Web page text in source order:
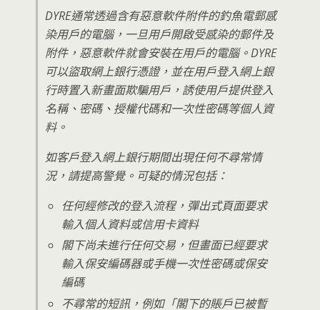
DYRE通常透過含有惡意軟件附件的釣魚電郵感
染用戶的電腦，一旦用戶開啟受感染的郵件及
附件，惡意軟件就會安裝在用戶的電腦。DYRE
可以盜取網上銀行憑證，並在用戶登入網上銀
行時置入新畫面欺騙用戶，誘使用戶提供登入
名稱、密碼、授權代碼和一次性密碼等個人資
料。
如客戶登入網上銀行期間出現任何不尋常情
況，請提高警覺。可疑的情況包括：
任何經修改的登入流程，彈出式頁面要求
輸入個人資料或信用卡資料
閣下尚未進行任何交易，但畫面已經要求
輸入保安編碼器或手機一次性密碼或保安
編碼
不尋常的短訊，例如「閣下的賬戶已被暫